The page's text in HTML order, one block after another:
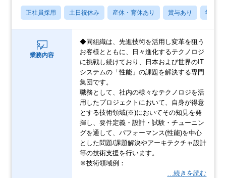
正社員採用 土日祝休み 産休・育休あり 賞与あり 学歴不
業務内容
◆同組織は、先進技術を活用し変革を狙う
お客様とともに、日々進化するテクノロジ
に挑戦し続けており、日本および世界のIT
システムの「性能」の課題を解決する専門
集団です。
職務として、社内の様々なテクノロジを活
用したプロジェクトにおいて、自身が得意
とする技術領域(※)においてその知見を発
揮し、要件定義・設計・試験・チューニン
グを通して、パフォーマンス(性能)を中心
とした問題/課題解決やアーキテクチャ設計
等の技術支援を行います。
※技術領域例：
…続きを読む